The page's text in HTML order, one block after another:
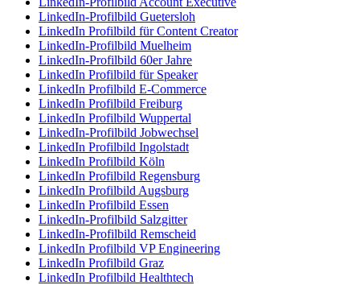
LinkedIn-Profilbild Guetersloh
LinkedIn Profilbild für Content Creator
LinkedIn-Profilbild Muelheim
LinkedIn-Profilbild 60er Jahre
LinkedIn Profilbild für Speaker
LinkedIn Profilbild E-Commerce
LinkedIn Profilbild Freiburg
LinkedIn Profilbild Wuppertal
LinkedIn-Profilbild Jobwechsel
LinkedIn Profilbild Ingolstadt
LinkedIn Profilbild Köln
LinkedIn Profilbild Regensburg
LinkedIn Profilbild Augsburg
LinkedIn Profilbild Essen
LinkedIn-Profilbild Salzgitter
LinkedIn-Profilbild Remscheid
LinkedIn Profilbild VP Engineering
LinkedIn Profilbild Graz
LinkedIn Profilbild Healthtech